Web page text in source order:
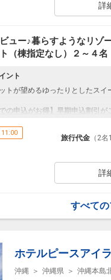
旅行代金は、カレンダーから
申込がお得】早期申込割引がご
までにお申し込みになると
過ぎてからの変更（人数の内訳
用はできません。
ください。
申込がお得】早期申込割引がご
までにお申し込みになると
の変更）があった場合、早期申
旅行代金は、カレンダーからお
ティやお子様向けグッズなど多
詳
ュー♪暮らすようなリゾ
（棟指定なし）２～４名
ント
トが望めるゆったりとしたスイ
の申込がお得】早期申込割引が
り様
過ぎてからの変更（人数の内訳
の変更）があった場合、早期
旅行代金は、カレンダーから
申込がお得】早期申込割引がご
過ぎてからの変更（人数の内訳
の変更）があった場合、早期申
用はできません。
旅行代金 （2
詳
すべて
ホテルピースアイ
沖縄 沖縄県 沖縄本島